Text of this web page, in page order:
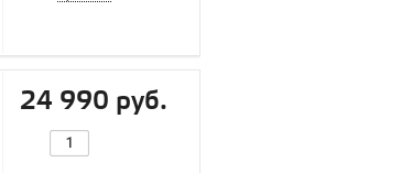
24 990 руб.